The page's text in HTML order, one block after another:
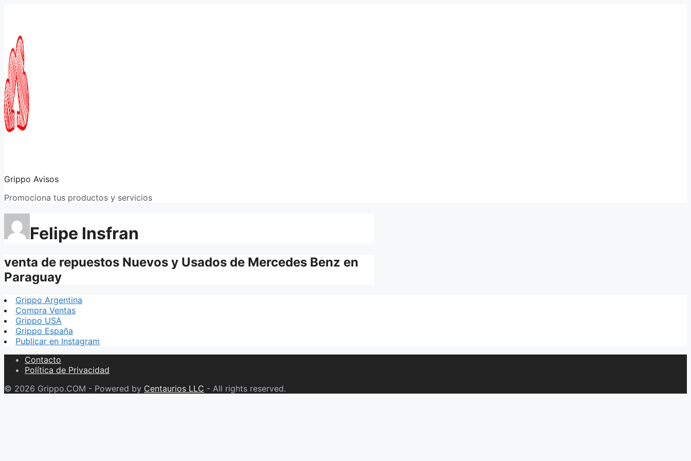
Grippo Avisos
Promociona tus productos y servicios
Felipe Insfran
venta de repuestos Nuevos y Usados de Mercedes Benz en
Paraguay
Grippo Argentina
Compra Ventas
Grippo USA
Grippo España
Publicar en Instagram
Contacto
Política de Privacidad
© 2026 Grippo.COM - Powered by Centaurios LLC - All rights reserved.